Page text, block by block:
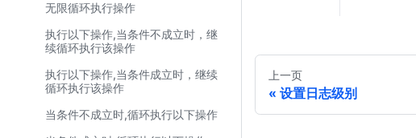
无限循环执行操作
执行以下操作,当条件不成立时，继
续循环执行该操作
执行以下操作,当条件成立时，继续
循环执行该操作
当条件不成立时,循环执行以下操作
上一页
设置日志级别